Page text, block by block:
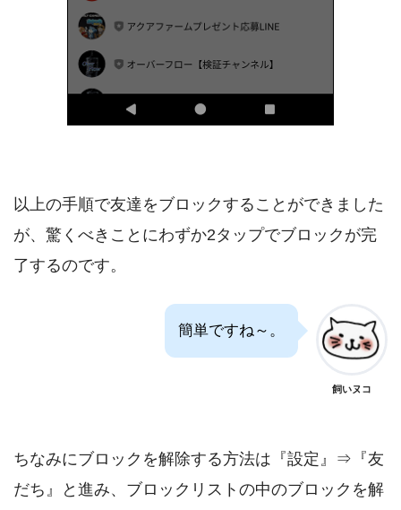
以上の手順で友達をブロックすることができました
が、驚くべきことにわずか2タップでブロックが完
了するのです。
簡単ですね～。
飼いヌコ
ちなみにブロックを解除する方法は『設定』⇒『友
だち』と進み、ブロックリストの中のブロックを解